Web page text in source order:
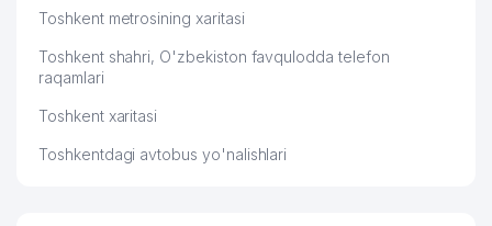
Toshkent metrosining xaritasi
Toshkent shahri, O'zbekiston favqulodda telefon
raqamlari
Toshkent xaritasi
Toshkentdagi avtobus yo'nalishlari